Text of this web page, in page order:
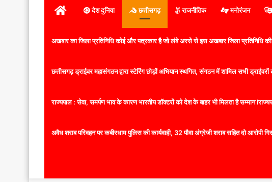
होम देश दुनिया छत्तीसगढ़ राजनीतिक मनोरंजन
अखबार का जिला प्रतिनिधि कोई और पत्रकार है जो लंबे अरसे से इस अखबार जिला प्रतिनिधि
छत्तीसगढ़ ड्राईवर महासंगठन द्वारा स्टेरिंग छोड़ों अभियान स्थगित, संगठन में शामिल सभी
राज्यपाल : सेवा, समर्पण भाव के कारण भारतीय डॉक्टरों को देश के बाहर भी मिलता है सम्मान
अवैध शराब परिवहन पर कबीरधाम पुलिस की कार्यवाही, 32 पौवा अंग्रेजी शराब सहित दो आरोपी